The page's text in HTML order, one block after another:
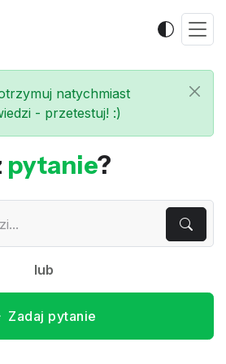
natychmiast
- przetestuj! :)
pytanie?
lub
Zadaj pytanie